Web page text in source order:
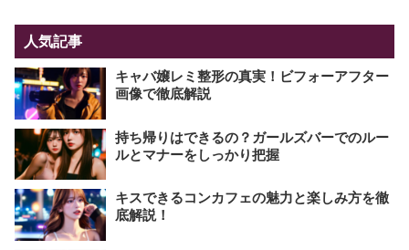
人気記事
キャバ嬢レミ整形の真実！ビフォーアフター
画像で徹底解説
持ち帰りはできるの？ガールズバーでのルー
ルとマナーをしっかり把握
キスできるコンカフェの魅力と楽しみ方を徹
底解説！